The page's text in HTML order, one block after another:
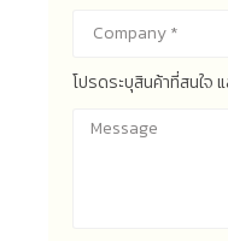
โปรดระบุสินค้าที่สนใจ